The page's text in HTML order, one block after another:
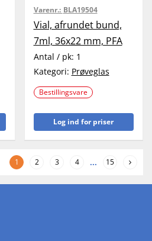
Varenr.: BLA19504
Vial, afrundet bund,
7ml, 36x22 mm, PFA
Antal / pk: 1
Kategori: Prøveglas
Bestillingsvare
Log ind for priser
1 2 3 4 ... 15